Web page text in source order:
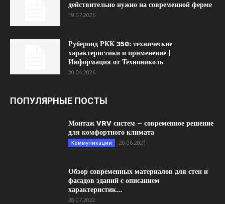
действительно нужно на современной ферме
19.07.2026
Рубероид РКК 350: технические
характеристики и применение |
Информация от Технониколь
20.04.2026
ПОПУЛЯРНЫЕ ПОСТЫ
Монтаж VRV систем – современное решение
для комфортного климата
Коммуникации 20.06.2021
Обзор современных материалов для стен и
фасадов зданий с описанием
характеристик...
28.07.2022